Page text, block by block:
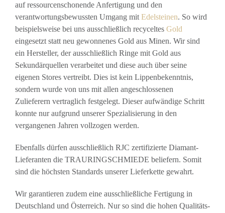
auf ressourcenschonende Anfertigung und den
verantwortungsbewussten Umgang mit Edelsteinen. So wird
beispielsweise bei uns ausschließlich recyceltes Gold
eingesetzt statt neu gewonnenes Gold aus Minen. Wir sind
ein Hersteller, der ausschließlich Ringe mit Gold aus
Sekundärquellen verarbeitet und diese auch über seine
eigenen Stores vertreibt. Dies ist kein Lippenbekenntnis,
sondern wurde von uns mit allen angeschlossenen
Zulieferern vertraglich festgelegt. Dieser aufwändige Schritt
konnte nur aufgrund unserer Spezialisierung in den
vergangenen Jahren vollzogen werden.
Ebenfalls dürfen ausschließlich RJC zertifizierte Diamant-
Lieferanten die TRAURINGSCHMIEDE beliefern. Somit
sind die höchsten Standards unserer Lieferkette gewahrt.
Wir garantieren zudem eine ausschließliche Fertigung in
Deutschland und Österreich. Nur so sind die hohen Qualitäts-